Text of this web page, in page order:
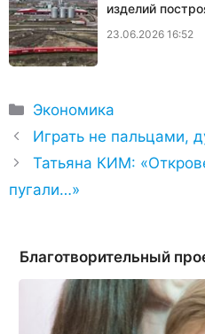
изделий
23.06.2026 16:52
Рубрики
Экономика
Играть не пальцами,
Татьяна КИМ:
пугали…»
Благотворительный